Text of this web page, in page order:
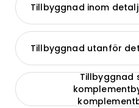
Tillbyggnad inom
Tillbyggnad utanför
Tillbyggnad